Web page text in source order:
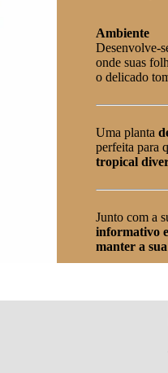
Ambiente
Desenvolve-
onde suas
o delicado
Uma planta
perfeita para
tropical
Junto com a
informativo
manter a